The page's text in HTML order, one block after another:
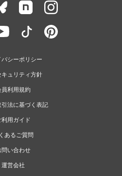
バシーポリシー
キュリティ方針
員利用規約
引法に基づく表記
利用ガイド
あるご質問
問い合わせ
運営会社